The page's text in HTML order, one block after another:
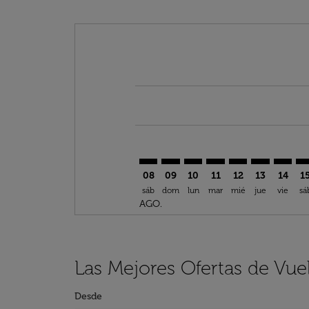
08
sáb
AGO.
09
dom
10
lun
11
mar
12
mié
13
jue
14
vie
Las Mejores Ofertas de
Desde